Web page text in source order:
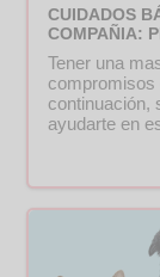
CUIDADOS
COMPAÑIA:
Tener una
compromisos
continuación,
ayudarte en